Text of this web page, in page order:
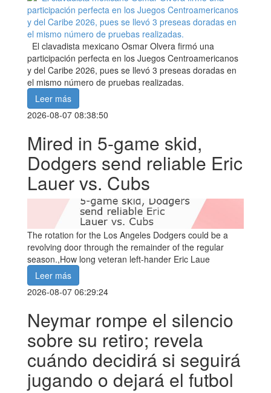
El clavadista mexicano Osmar Olvera firmó una
participación perfecta en los Juegos Centroamericanos
y del Caribe 2026, pues se llevó 3 preseas doradas en
el mismo número de pruebas realizadas.
Leer más
2026-08-07 08:38:50
Mired in 5-game skid,
Dodgers send reliable Eric
Lauer vs. Cubs
The rotation for the Los Angeles Dodgers could be a
revolving door through the remainder of the regular
season.,How long veteran left-hander Eric Laue
Leer más
2026-08-07 06:29:24
Neymar rompe el silencio
sobre su retiro; revela
cuándo decidirá si seguirá
jugando o dejará el futbol